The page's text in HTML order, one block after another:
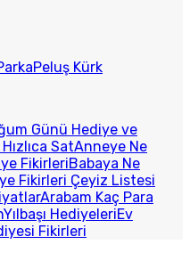
Peluş Kürk
Günü Hediye ve
SatAnneye Ne
FikirleriBabaya Ne
Fikirleri Çeyiz Listesi
Arabam Kaç Para
Yılbaşı HediyeleriEv
Fikirleri